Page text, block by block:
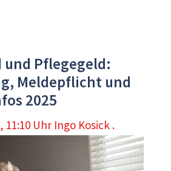
und Pflegegeld:
Meldepflicht und
2025
11:10 Uhr Ingo Kosick .